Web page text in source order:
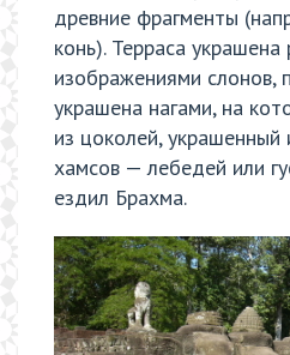
древние фрагменты
конь). Терраса
изображениями слонов,
украшена нагами, на
из цоколей,
хамсов — лебедей или
ездил Брахма.